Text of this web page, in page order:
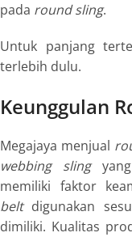
pada round sling.
Untuk panjang
terlebih dulu.
Keunggulan
Megajaya menjual
webbing slingyang
memiliki faktor
beltdigunakan
dimiliki. Kualitas